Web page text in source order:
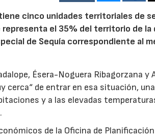
cinco unidades territoriales de
el 35% del territorio de la
de Sequía correspondiente al
Ésera-Noguera Ribagorzana y
cerca“ de entrar en esa situación,
y a las elevadas
de la Oficina de